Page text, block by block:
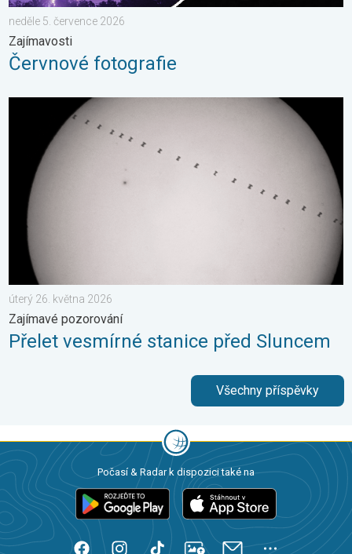
neděle 5. července 2026
Zajímavosti
Červnové fotografie
Přelet vesmírné stanice před Sluncem. Zajímavé pozorování.
úterý 26. května 2026
Zajímavé pozorování
Přelet vesmírné stanice před Sluncem
Všechny příspěvky
Počasí & Radar k dispozici také na